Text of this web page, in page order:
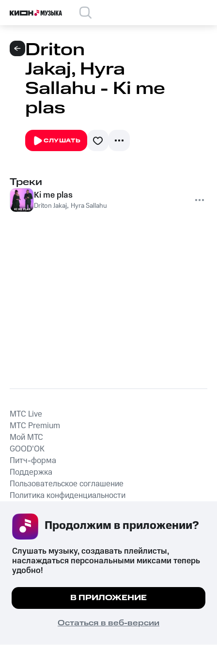
Driton
Jakaj, Hyra
Sallahu - Ki me
plas
СЛУШАТЬ
Треки
Ki me plas
Driton Jakaj, Hyra Sallahu
СКАЧАТЬ ПРИЛОЖЕНИЕ
MTС Live
MTС Premium
Мой МТС
GOOD’OK
Питч-форма
Поддержка
Пользовательское соглашение
Политика конфиденциальности
психотропных веществ, их аналогов причиняет вред здоровью,
их незаконный оборот запрещён и влечёт установленную
законодательством ответственность.
© 2026 ООО «КИОН».
Все права защищены
Мы используем куки, чтобы на сайте все
Подробнее
ПОНЯТНО
Слушать музыку, создавать плейлисты,
наслаждаться персональными миксами теперь
удобно!
В ПРИЛОЖЕНИЕ
Остаться в веб-версии